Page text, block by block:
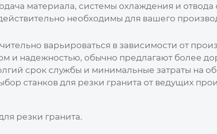
материала, системы охлаждения и отвода
необходимы для вашего
варьироваться в зависимости от
и надежностью, обычно предлагают более
срок службы и минимальные затраты на
станков для резки гранита от ведущих
резки гранита.